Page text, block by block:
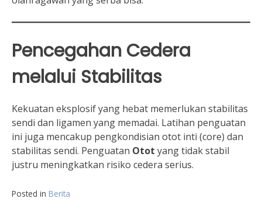
Pencegahan Cedera
melalui Stabilitas
Kekuatan eksplosif yang hebat memerlukan stabilitas
sendi dan ligamen yang memadai. Latihan penguatan
ini juga mencakup pengkondisian otot inti (core) dan
stabilitas sendi. Penguatan Otot yang tidak stabil
justru meningkatkan risiko cedera serius.
Posted in Berita